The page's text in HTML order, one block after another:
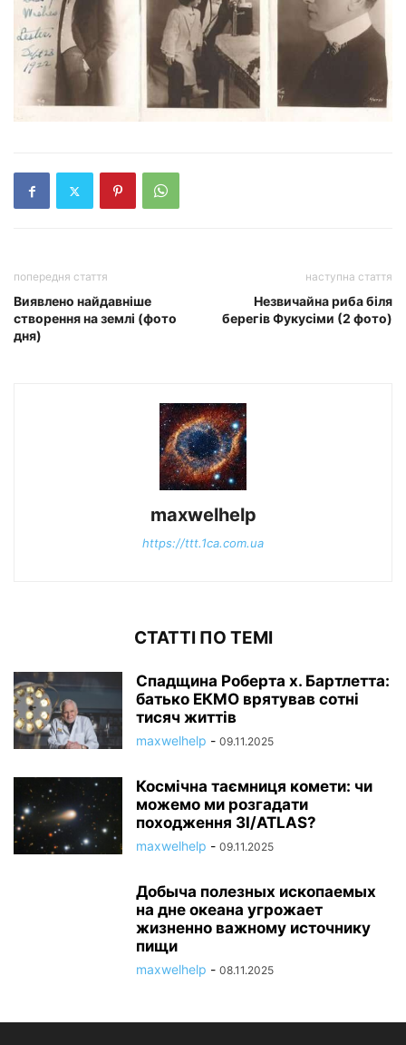
попередня стаття
Виявлено найдавніше
створення на землі (фото
дня)
наступна стаття
Незвичайна риба біля
берегів Фукусіми (2 фото)
maxwelhelp
https://ttt.1ca.com.ua
СТАТТІ ПО ТЕМІ
Спадщина Роберта х. Бартлетта:
батько ЕКМО врятував сотні
тисяч життів
maxwelhelp - 09.11.2025
Космічна таємниця комети: чи
можемо ми розгадати
походження 3I/ATLAS?
maxwelhelp - 09.11.2025
Добыча полезных ископаемых
на дне океана угрожает
жизненно важному источнику
пищи
maxwelhelp - 08.11.2025